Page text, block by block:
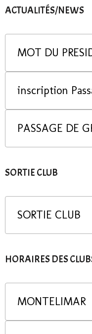
ACTUALITÉS/NEWS
MOT DU
PASSAGE DE
SORTIE CLUB
SORTIE CLUB
HORAIRES DES
MONTELIMAR